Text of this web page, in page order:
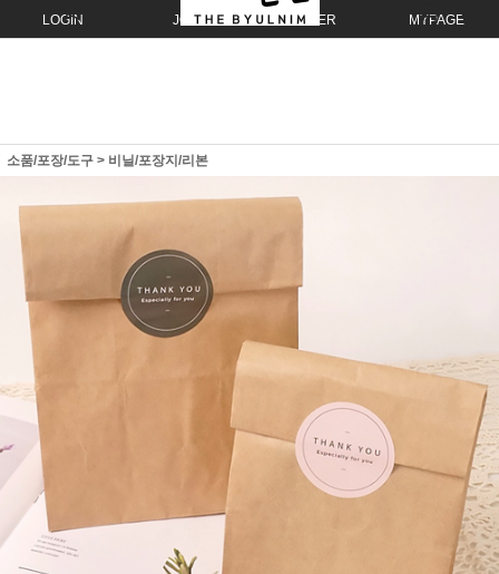
LOGIN JOIN ORDER MYPAGE
소품/포장/도구 > 비닐/포장지/리본